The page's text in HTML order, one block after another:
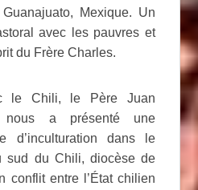
Mexique. Un
avec les pauvres et
du Frère Charles.
le Chili, le Père Juan
nous a présenté une
d’inculturation dans le
sud du Chili, diocèse de
conflit entre l’État chilien